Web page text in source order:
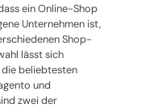
ein Online-Shop
Unternehmen ist,
Shop-
lässt sich
die beliebtesten
und
zwei der